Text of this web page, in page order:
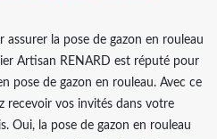
la pose de gazon en rouleau
Artisan RENARD est réputé pour
pose de gazon en rouleau. Avec ce
recevoir vos invités dans votre
Oui, la pose de gazon en rouleau